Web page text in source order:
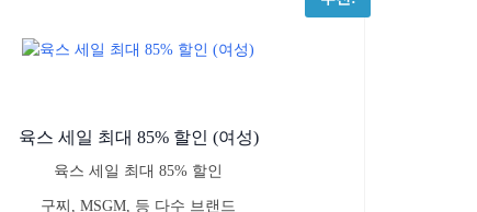
육스 세일 최대 85% 할인 (여성)
육스 세일 최대 85% 할인
구찌, MSGM, 등 다수 브랜드